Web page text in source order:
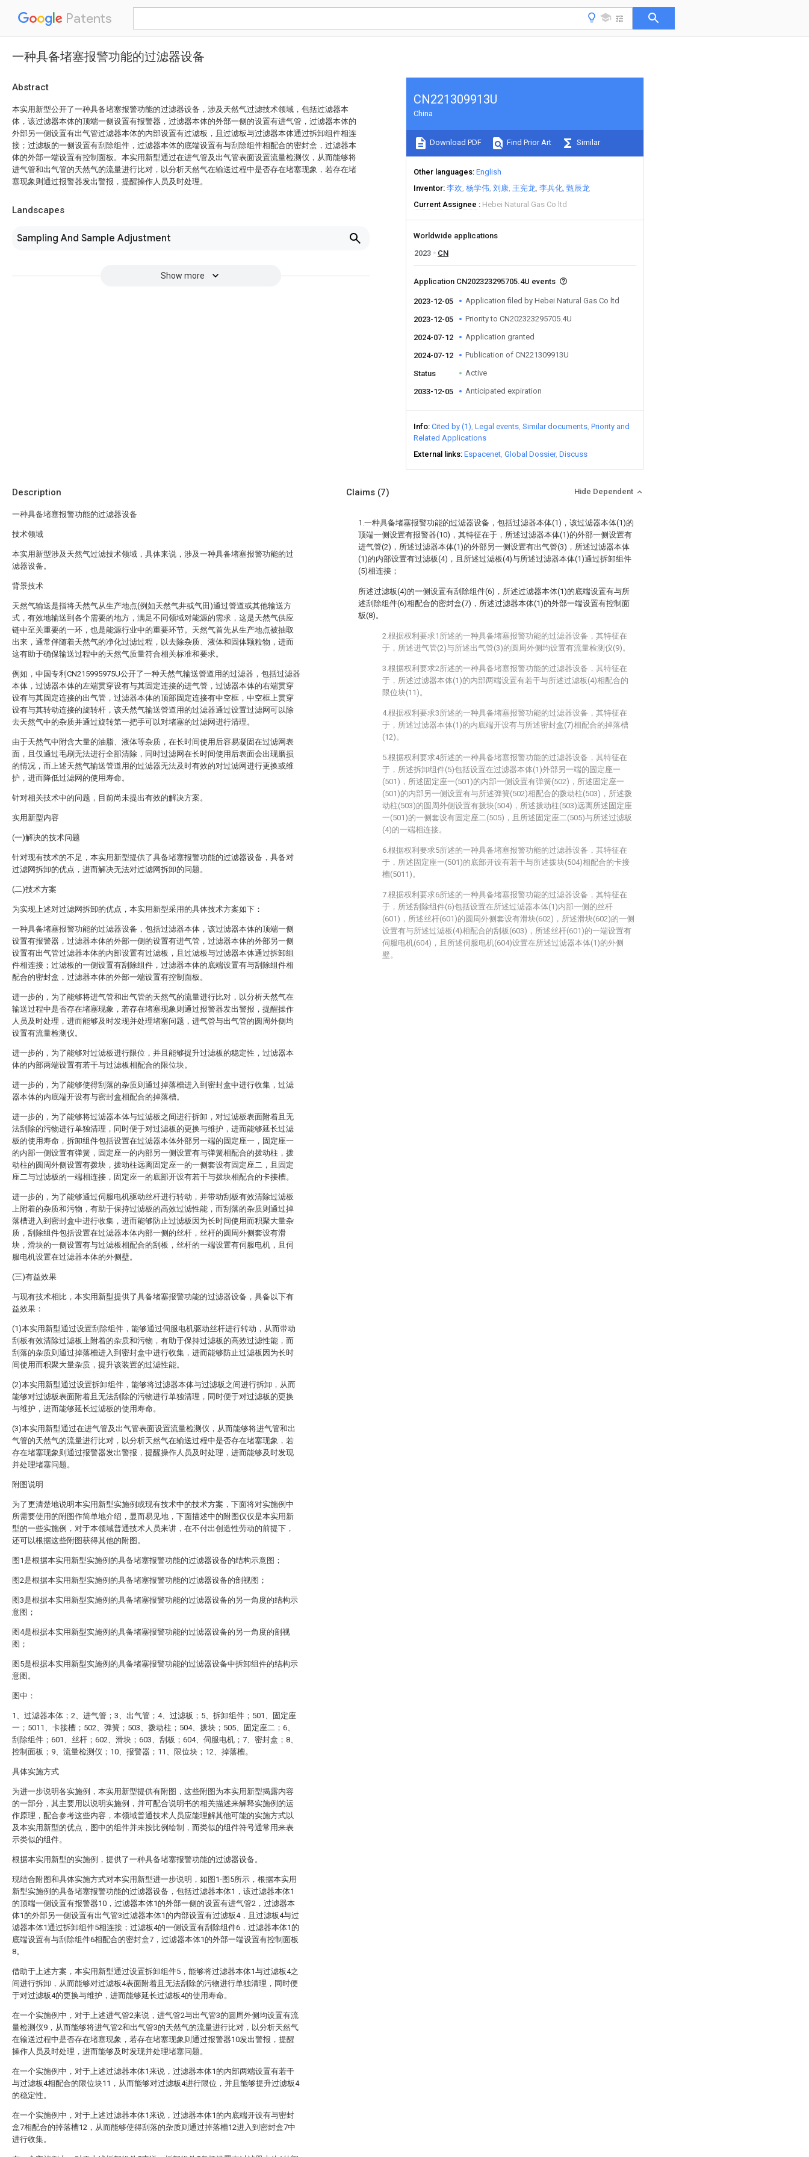
Patents
一种具备堵塞报警功能的过滤器设备
Abstract
本实用新型公开了一种具备堵塞报警功能的过滤器设备，涉及天然气过滤技术领域，包括过滤器本
体，该过滤器本体的顶端一侧设置有报警器，过滤器本体的外部一侧的设置有进气管，过滤器本体的
外部另一侧设置有出气管过滤器本体的内部设置有过滤板，且过滤板与过滤器本体通过拆卸组件相连
接；过滤板的一侧设置有刮除组件，过滤器本体的底端设置有与刮除组件相配合的密封盒，过滤器本
体的外部一端设置有控制面板。本实用新型通过在进气管及出气管表面设置流量检测仪，从而能够将
进气管和出气管的天然气的流量进行比对，以分析天然气在输送过程中是否存在堵塞现象，若存在堵
塞现象则通过报警器发出警报，提醒操作人员及时处理。
Landscapes
Sampling And Sample Adjustment
Show more
CN221309913U
China
Download PDF Find Prior Art Similar
Other languages English
Inventor 李欢 杨学伟 刘康 王宪龙 李兵化 甄辰龙
Current Assignee
Hebei Natural Gas Co ltd
Worldwide applications
2023
CN
Application CN202323295705.4U events
2023-12-05 Application filed by Hebei Natural Gas Co ltd
2023-12-05 Priority to CN202323295705.4U
2024-07-12 Application granted
2024-07-12 Publication of CN221309913U
Status Active
2033-12-05 Anticipated expiration
Info Cited by (1) Legal events Similar documents Priority and
Related Applications
External links Espacenet Global Dossier Discuss
Description
一种具备堵塞报警功能的过滤器设备
技术领域
本实用新型涉及天然气过滤技术领域，具体来说，涉及一种具备堵塞报警功能的过
滤器设备。
背景技术
天然气输送是指将天然气从生产地点(例如天然气井或气田)通过管道或其他输送方
式，有效地输送到各个需要的地方，满足不同领域对能源的需求，这是天然气供应
链中至关重要的一环，也是能源行业中的重要环节。天然气首先从生产地点被抽取
出来，通常伴随着天然气的净化过滤过程，以去除杂质、液体和固体颗粒物，进而
这有助于确保输送过程中的天然气质量符合相关标准和要求。
例如，中国专利CN215995975U公开了一种天然气输送管道用的过滤器，包括过滤器
本体，过滤器本体的左端贯穿设有与其固定连接的进气管，过滤器本体的右端贯穿
设有与其固定连接的出气管，过滤器本体的顶部固定连接有中空框，中空框上贯穿
设有与其转动连接的旋转杆，该天然气输送管道用的过滤器通过设置过滤网可以除
去天然气中的杂质并通过旋转第一把手可以对堵塞的过滤网进行清理。
由于天然气中附含大量的油脂、液体等杂质，在长时间使用后容易凝固在过滤网表
面，且仅通过毛刷无法进行全部清除，同时过滤网在长时间使用后表面会出现磨损
的情况，而上述天然气输送管道用的过滤器无法及时有效的对过滤网进行更换或维
护，进而降低过滤网的使用寿命。
针对相关技术中的问题，目前尚未提出有效的解决方案。
实用新型内容
(一)解决的技术问题
针对现有技术的不足，本实用新型提供了具备堵塞报警功能的过滤器设备，具备对
过滤网拆卸的优点，进而解决无法对过滤网拆卸的问题。
(二)技术方案
为实现上述对过滤网拆卸的优点，本实用新型采用的具体技术方案如下：
一种具备堵塞报警功能的过滤器设备，包括过滤器本体，该过滤器本体的顶端一侧
设置有报警器，过滤器本体的外部一侧的设置有进气管，过滤器本体的外部另一侧
设置有出气管过滤器本体的内部设置有过滤板，且过滤板与过滤器本体通过拆卸组
件相连接；过滤板的一侧设置有刮除组件，过滤器本体的底端设置有与刮除组件相
配合的密封盒，过滤器本体的外部一端设置有控制面板。
进一步的，为了能够将进气管和出气管的天然气的流量进行比对，以分析天然气在
输送过程中是否存在堵塞现象，若存在堵塞现象则通过报警器发出警报，提醒操作
人员及时处理，进而能够及时发现并处理堵塞问题，进气管与出气管的圆周外侧均
设置有流量检测仪。
进一步的，为了能够对过滤板进行限位，并且能够提升过滤板的稳定性，过滤器本
体的内部两端设置有若干与过滤板相配合的限位块。
进一步的，为了能够使得刮落的杂质则通过掉落槽进入到密封盒中进行收集，过滤
器本体的内底端开设有与密封盒相配合的掉落槽。
进一步的，为了能够将过滤器本体与过滤板之间进行拆卸，对过滤板表面附着且无
法刮除的污物进行单独清理，同时便于对过滤板的更换与维护，进而能够延长过滤
板的使用寿命，拆卸组件包括设置在过滤器本体外部另一端的固定座一，固定座一
的内部一侧设置有弹簧，固定座一的内部另一侧设置有与弹簧相配合的拨动柱，拨
动柱的圆周外侧设置有拨块，拨动柱远离固定座一的一侧套设有固定座二，且固定
座二与过滤板的一端相连接，固定座一的底部开设有若干与拨块相配合的卡接槽。
进一步的，为了能够通过伺服电机驱动丝杆进行转动，并带动刮板有效清除过滤板
上附着的杂质和污物，有助于保持过滤板的高效过滤性能，而刮落的杂质则通过掉
落槽进入到密封盒中进行收集，进而能够防止过滤板因为长时间使用而积聚大量杂
质，刮除组件包括设置在过滤器本体内部一侧的丝杆，丝杆的圆周外侧套设有滑
块，滑块的一侧设置有与过滤板相配合的刮板，丝杆的一端设置有伺服电机，且伺
服电机设置在过滤器本体的外侧壁。
(三)有益效果
与现有技术相比，本实用新型提供了具备堵塞报警功能的过滤器设备，具备以下有
益效果：
(1)本实用新型通过设置刮除组件，能够通过伺服电机驱动丝杆进行转动，从而带动
刮板有效清除过滤板上附着的杂质和污物，有助于保持过滤板的高效过滤性能，而
刮落的杂质则通过掉落槽进入到密封盒中进行收集，进而能够防止过滤板因为长时
间使用而积聚大量杂质，提升该装置的过滤性能。
(2)本实用新型通过设置拆卸组件，能够将过滤器本体与过滤板之间进行拆卸，从而
能够对过滤板表面附着且无法刮除的污物进行单独清理，同时便于对过滤板的更换
与维护，进而能够延长过滤板的使用寿命。
(3)本实用新型通过在进气管及出气管表面设置流量检测仪，从而能够将进气管和出
气管的天然气的流量进行比对，以分析天然气在输送过程中是否存在堵塞现象，若
存在堵塞现象则通过报警器发出警报，提醒操作人员及时处理，进而能够及时发现
并处理堵塞问题。
附图说明
为了更清楚地说明本实用新型实施例或现有技术中的技术方案，下面将对实施例中
所需要使用的附图作简单地介绍，显而易见地，下面描述中的附图仅仅是本实用新
型的一些实施例，对于本领域普通技术人员来讲，在不付出创造性劳动的前提下，
还可以根据这些附图获得其他的附图。
图1是根据本实用新型实施例的具备堵塞报警功能的过滤器设备的结构示意图；
图2是根据本实用新型实施例的具备堵塞报警功能的过滤器设备的剖视图；
图3是根据本实用新型实施例的具备堵塞报警功能的过滤器设备的另一角度的结构示
意图；
图4是根据本实用新型实施例的具备堵塞报警功能的过滤器设备的另一角度的剖视
图；
图5是根据本实用新型实施例的具备堵塞报警功能的过滤器设备中拆卸组件的结构示
意图。
图中：
1、过滤器本体；2、进气管；3、出气管；4、过滤板；5、拆卸组件；501、固定座
一；5011、卡接槽；502、弹簧；503、拨动柱；504、拨块；505、固定座二；6、
刮除组件；601、丝杆；602、滑块；603、刮板；604、伺服电机；7、密封盒；8、
控制面板；9、流量检测仪；10、报警器；11、限位块；12、掉落槽。
具体实施方式
为进一步说明各实施例，本实用新型提供有附图，这些附图为本实用新型揭露内容
的一部分，其主要用以说明实施例，并可配合说明书的相关描述来解释实施例的运
作原理，配合参考这些内容，本领域普通技术人员应能理解其他可能的实施方式以
及本实用新型的优点，图中的组件并未按比例绘制，而类似的组件符号通常用来表
示类似的组件。
根据本实用新型的实施例，提供了一种具备堵塞报警功能的过滤器设备。
现结合附图和具体实施方式对本实用新型进一步说明，如图1-图5所示，根据本实用
新型实施例的具备堵塞报警功能的过滤器设备，包括过滤器本体1，该过滤器本体1
的顶端一侧设置有报警器10，过滤器本体1的外部一侧的设置有进气管2，过滤器本
体1的外部另一侧设置有出气管3过滤器本体1的内部设置有过滤板4，且过滤板4与过
滤器本体1通过拆卸组件5相连接；过滤板4的一侧设置有刮除组件6，过滤器本体1的
底端设置有与刮除组件6相配合的密封盒7，过滤器本体1的外部一端设置有控制面板
8。
借助于上述方案，本实用新型通过设置拆卸组件5，能够将过滤器本体1与过滤板4之
间进行拆卸，从而能够对过滤板4表面附着且无法刮除的污物进行单独清理，同时便
于对过滤板4的更换与维护，进而能够延长过滤板4的使用寿命。
在一个实施例中，对于上述进气管2来说，进气管2与出气管3的圆周外侧均设置有流
量检测仪9，从而能够将进气管2和出气管3的天然气的流量进行比对，以分析天然气
在输送过程中是否存在堵塞现象，若存在堵塞现象则通过报警器10发出警报，提醒
操作人员及时处理，进而能够及时发现并处理堵塞问题。
在一个实施例中，对于上述过滤器本体1来说，过滤器本体1的内部两端设置有若干
与过滤板4相配合的限位块11，从而能够对过滤板4进行限位，并且能够提升过滤板4
的稳定性。
在一个实施例中，对于上述过滤器本体1来说，过滤器本体1的内底端开设有与密封
盒7相配合的掉落槽12，从而能够使得刮落的杂质则通过掉落槽12进入到密封盒7中
进行收集。
Claims (7) Hide Dependent
1.一种具备堵塞报警功能的过滤器设备，包括过滤器本体(1)，该过滤器本体(1)的
顶端一侧设置有报警器(10)，其特征在于，所述过滤器本体(1)的外部一侧设置有
进气管(2)，所述过滤器本体(1)的外部另一侧设置有出气管(3)，所述过滤器本体
(1)的内部设置有过滤板(4)，且所述过滤板(4)与所述过滤器本体(1)通过拆卸组件
(5)相连接；
所述过滤板(4)的一侧设置有刮除组件(6)，所述过滤器本体(1)的底端设置有与所
述刮除组件(6)相配合的密封盒(7)，所述过滤器本体(1)的外部一端设置有控制面
板(8)。
2.根据权利要求1所述的一种具备堵塞报警功能的过滤器设备，其特征在
于，所述进气管(2)与所述出气管(3)的圆周外侧均设置有流量检测仪(9)。
3.根据权利要求2所述的一种具备堵塞报警功能的过滤器设备，其特征在
于，所述过滤器本体(1)的内部两端设置有若干与所述过滤板(4)相配合的
限位块(11)。
4.根据权利要求3所述的一种具备堵塞报警功能的过滤器设备，其特征在
于，所述过滤器本体(1)的内底端开设有与所述密封盒(7)相配合的掉落槽
(12)。
5.根据权利要求4所述的一种具备堵塞报警功能的过滤器设备，其特征在
于，所述拆卸组件(5)包括设置在过滤器本体(1)外部另一端的固定座一
(501)，所述固定座一(501)的内部一侧设置有弹簧(502)，所述固定座一
(501)的内部另一侧设置有与所述弹簧(502)相配合的拨动柱(503)，所述拨
动柱(503)的圆周外侧设置有拨块(504)，所述拨动柱(503)远离所述固定座
一(501)的一侧套设有固定座二(505)，且所述固定座二(505)与所述过滤板
(4)的一端相连接。
6.根据权利要求5所述的一种具备堵塞报警功能的过滤器设备，其特征在
于，所述固定座一(501)的底部开设有若干与所述拨块(504)相配合的卡接
槽(5011)。
7.根据权利要求6所述的一种具备堵塞报警功能的过滤器设备，其特征在
于，所述刮除组件(6)包括设置在所述过滤器本体(1)内部一侧的丝杆
(601)，所述丝杆(601)的圆周外侧套设有滑块(602)，所述滑块(602)的一侧
设置有与所述过滤板(4)相配合的刮板(603)，所述丝杆(601)的一端设置有
伺服电机(604)，且所述伺服电机(604)设置在所述过滤器本体(1)的外侧
壁。